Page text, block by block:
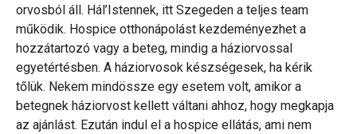
orvosból áll. Hál’Istennek, itt Szegeden a teljes team
működik. Hospice otthonápolást kezdeményezhet a
hozzátartozó vagy a beteg, mindig a háziorvossal
egyetértésben. A háziorvosok készségesek, ha kérik
tőlük. Nekem mindössze egy esetem volt, amikor a
betegnek háziorvost kellett váltani ahhoz, hogy megkapja
az ajánlást. Ezután indul el a hospice ellátás, ami nem